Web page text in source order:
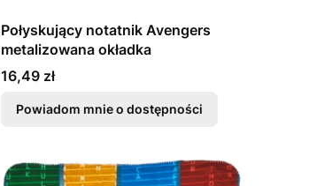
Połyskujący notatnik Avengers
metalizowana okładka
Cena
16,49 zł
Powiadom mnie o dostępności